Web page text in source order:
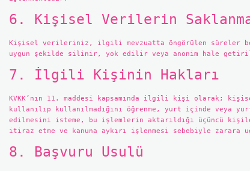
6. Kişisel Verilerin
Kişisel verileriniz, ilgili mevzuatta öngörülen süreler
uygun şekilde silinir, yok edilir veya anonim hale
7. İlgili Kişinin Hakları
KVKK’nın 11. maddesi kapsamında ilgili kişi olarak;
kullanılıp kullanılmadığını öğrenme, yurt içinde veya
edilmesini isteme, bu işlemlerin aktarıldığı üçüncü
itiraz etme ve kanuna aykırı işlenmesi sebebiyle zarara
8. Başvuru Usulü